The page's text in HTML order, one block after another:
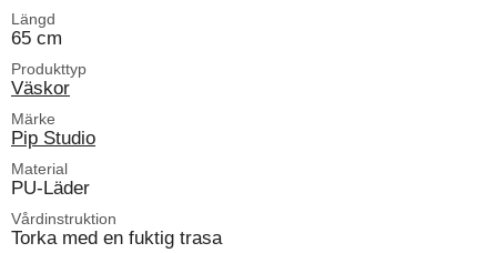
Längd
65 cm
Produkttyp
Väskor
Märke
Pip Studio
Material
PU-Läder
Vårdinstruktion
Torka med en fuktig trasa